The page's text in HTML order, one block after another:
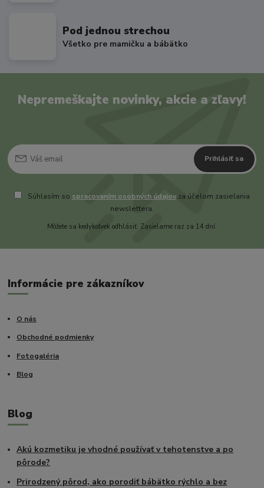
Pod jednou strechou
Všetko pre mamičku a bábätko
Nepremeškajte novinky, akcie a zľavy!
Prihlásiť sa
Súhlasím so spracovaním osobných údajovza účelom zasielania
newslettera.
Môžete sa kedykoľvek odhlásiť. Zasielame raz za 14 dní.
Informácie pre zákazníkov
O nás
Obchodné podmienky
Fotogaléria
Blog
Blog
Akú kozmetiku je vhodné používať v tehotenstve a po
pôrode?
Prirodzený pôrod, ako porodiť bábätko rýchlo a bez